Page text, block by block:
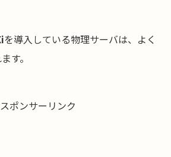
を導入している物理サーバは、よく
す。
スポンサーリンク